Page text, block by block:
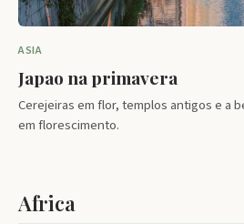
ASIA
Japao na primavera
Cerejeiras em flor, templos antigos e a
em florescimento.
Africa